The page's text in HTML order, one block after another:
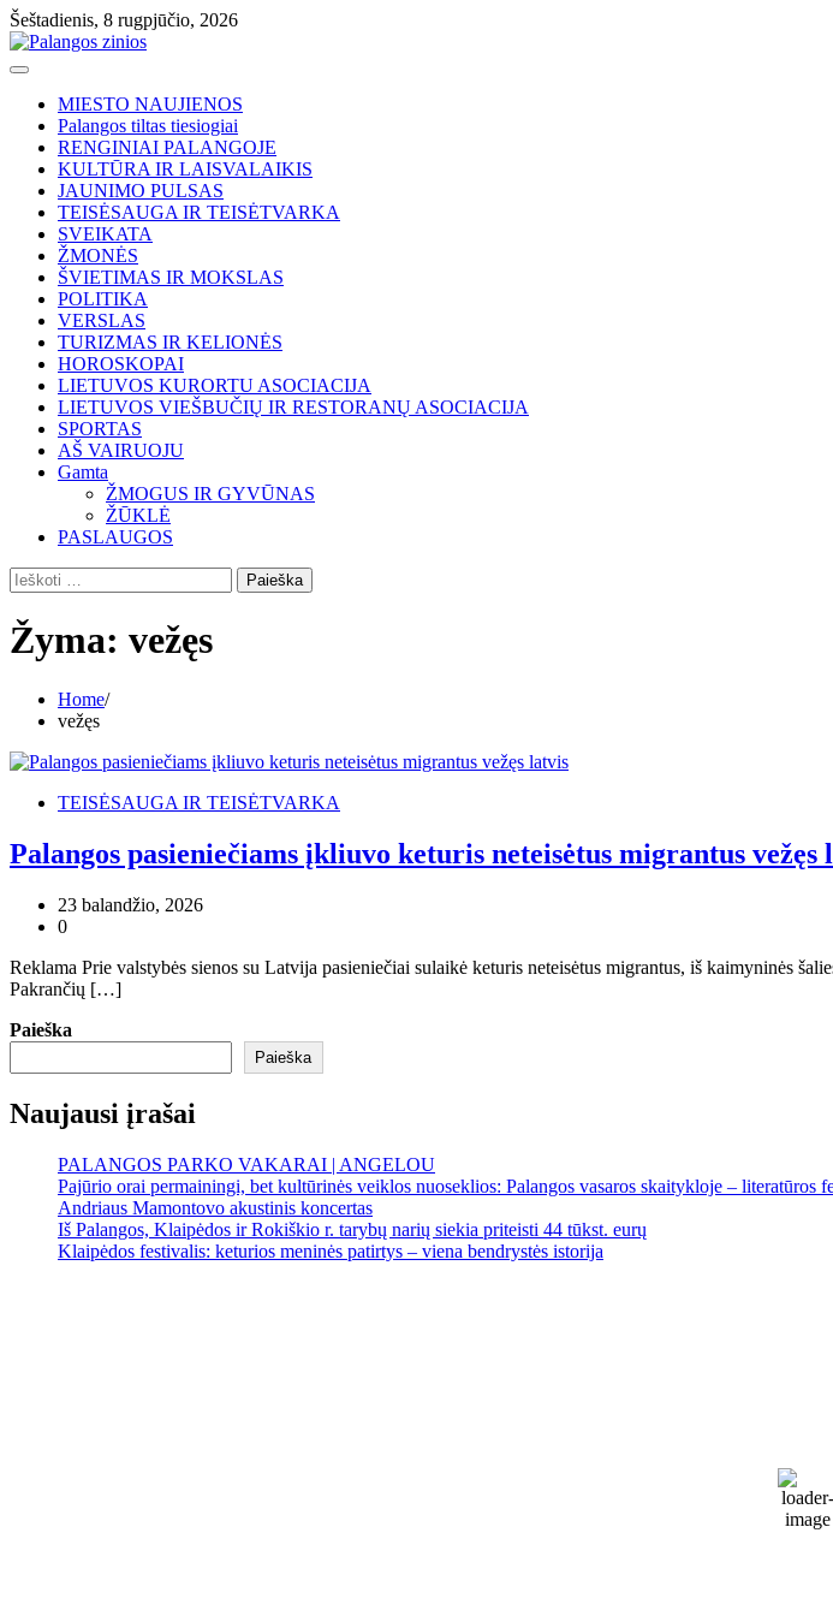
Skip
to
content
Šeštadienis, 8 rugpjūčio, 2026
MIESTO NAUJIENOS
Palangos tiltas tiesiogiai
RENGINIAI PALANGOJE
KULTŪRA IR LAISVALAIKIS
JAUNIMO PULSAS
TEISĖSAUGA IR TEISĖTVARKA
SVEIKATA
ŽMONĖS
ŠVIETIMAS IR MOKSLAS
POLITIKA
VERSLAS
TURIZMAS IR KELIONĖS
HOROSKOPAI
LIETUVOS KURORTU ASOCIACIJA
LIETUVOS VIEŠBUČIŲ IR RESTORANŲ ASOCIACIJA
SPORTAS
AŠ VAIRUOJU
Gamta
ŽMOGUS IR GYVŪNAS
ŽŪKLĖ
PASLAUGOS
Ieškoti:
Žyma: vežęs
Home
vežęs
TEISĖSAUGA IR TEISĖTVARKA
Palangos pasieniečiams įkliuvo keturis neteisėtus migrantus vežęs
23 balandžio, 2026
0
Reklama Prie valstybės sienos su Latvija pasieniečiai sulaikė keturis neteisėtus migrantus, iš kaimyninės
Pakrančių […]
Paieška
Paieška
Naujausi įrašai
PALANGOS PARKO VAKARAI | ANGELOU
Pajūrio orai permainingi, bet kultūrinės veiklos nuoseklios: Palangos vasaros skaitykloje – literatūros
Andriaus Mamontovo akustinis koncertas
Iš Palangos, Klaipėdos ir Rokiškio r. tarybų narių siekia priteisti 44 tūkst. eurų
Klaipėdos festivalis: keturios meninės patirtys – viena bendrystės istorija
68 %